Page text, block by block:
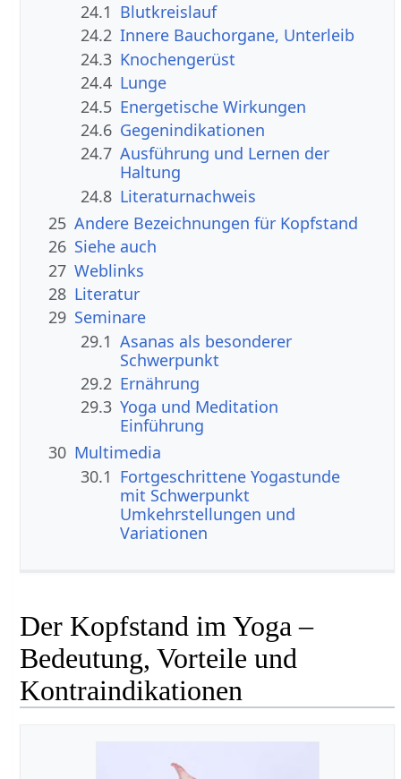
24.1 Blutkreislauf
24.2 Innere Bauchorgane, Unterleib
24.3 Knochengerüst
24.4 Lunge
24.5 Energetische Wirkungen
24.6 Gegenindikationen
24.7 Ausführung und Lernen der
Haltung
24.8 Literaturnachweis
25 Andere Bezeichnungen für Kopfstand
26 Siehe auch
27 Weblinks
28 Literatur
29 Seminare
29.1 Asanas als besonderer
Schwerpunkt
29.2 Ernährung
29.3 Yoga und Meditation
Einführung
30 Multimedia
30.1 Fortgeschrittene Yogastunde
mit Schwerpunkt
Umkehrstellungen und
Variationen
Der Kopfstand im Yoga –
Bedeutung, Vorteile und
Kontraindikationen